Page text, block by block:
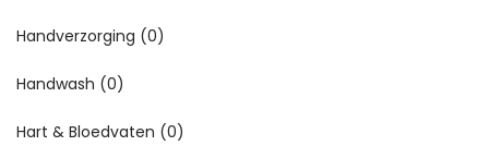
Handverzorging (0)
Handwash (0)
Hart & Bloedvaten (0)